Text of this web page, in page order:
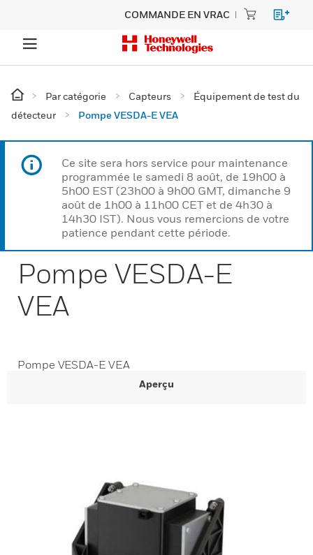
COMMANDE EN VRAC
Par catégorie Capteurs
Équipement de test du
détecteur
Pompe VESDA-E VEA
Ce site sera hors service pour maintenance
programmée le samedi 8 août, de 19h00 à
5h00 EST (23h00 à 9h00 GMT, dimanche 9
août de 1h00 à 11h00 CET et de 4h30 à
14h30 IST). Nous vous remercions de votre
patience pendant cette période.
Pompe VESDA-E
VEA
Pompe VESDA-E VEA
Aperçu